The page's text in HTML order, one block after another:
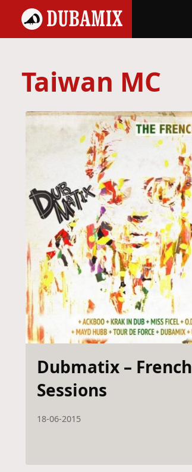
Taiwan MC
Dubmatix – French
Sessions
18-06-2015